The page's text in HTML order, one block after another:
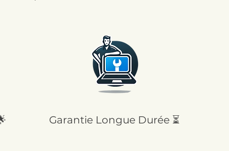
Garantie Longue Durée ⏳